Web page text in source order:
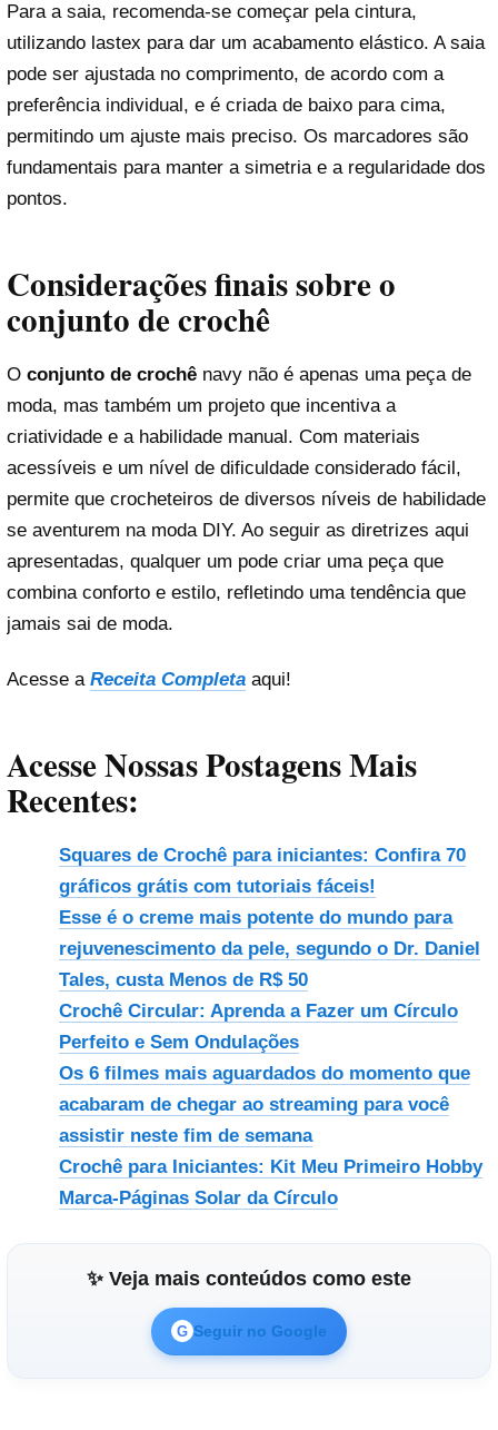
Para a saia, recomenda-se começar pela cintura,
utilizando lastex para dar um acabamento elástico. A saia
pode ser ajustada no comprimento, de acordo com a
preferência individual, e é criada de baixo para cima,
permitindo um ajuste mais preciso. Os marcadores são
fundamentais para manter a simetria e a regularidade dos
pontos.
Considerações finais sobre o
conjunto de crochê
O conjunto de crochê navy não é apenas uma peça de
moda, mas também um projeto que incentiva a
criatividade e a habilidade manual. Com materiais
acessíveis e um nível de dificuldade considerado fácil,
permite que crocheteiros de diversos níveis de habilidade
se aventurem na moda DIY. Ao seguir as diretrizes aqui
apresentadas, qualquer um pode criar uma peça que
combina conforto e estilo, refletindo uma tendência que
jamais sai de moda.
Acesse a Receita Completa aqui!
Acesse Nossas Postagens Mais
Recentes:
Squares de Crochê para iniciantes: Confira 70
gráficos grátis com tutoriais fáceis!
Esse é o creme mais potente do mundo para
rejuvenescimento da pele, segundo o Dr. Daniel
Tales, custa Menos de R$ 50
Crochê Circular: Aprenda a Fazer um Círculo
Perfeito e Sem Ondulações
Os 6 filmes mais aguardados do momento que
acabaram de chegar ao streaming para você
assistir neste fim de semana
Crochê para Iniciantes: Kit Meu Primeiro Hobby
Marca-Páginas Solar da Círculo
✨ Veja mais conteúdos como este
G Seguir no Google